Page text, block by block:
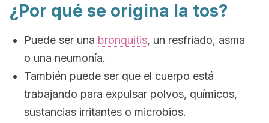
¿Por qué se origina la tos?
Puede ser una bronquitis, un resfriado, asma
o una neumonía.
También puede ser que el cuerpo está
trabajando para expulsar polvos, químicos,
sustancias irritantes o microbios.